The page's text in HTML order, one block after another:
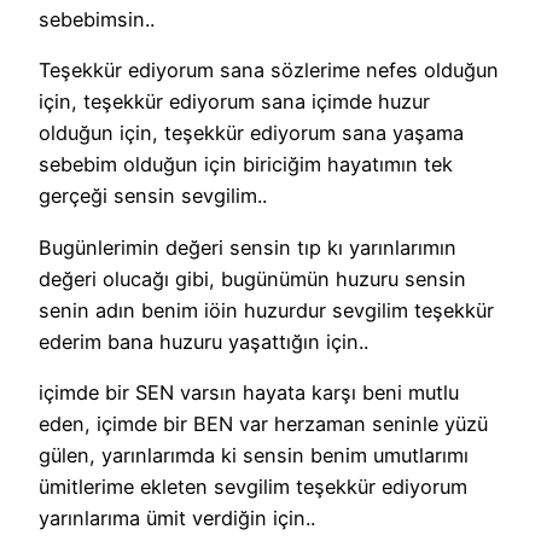
sebebimsin..
Teşekkür ediyorum sana sözlerime nefes olduğun
için, teşekkür ediyorum sana içimde huzur
olduğun için, teşekkür ediyorum sana yaşama
sebebim olduğun için biriciğim hayatımın tek
gerçeği sensin sevgilim..
Bugünlerimin değeri sensin tıp kı yarınlarımın
değeri olucağı gibi, bugünümün huzuru sensin
senin adın benim iöin huzurdur sevgilim teşekkür
ederim bana huzuru yaşattığın için..
içimde bir SEN varsın hayata karşı beni mutlu
eden, içimde bir BEN var herzaman seninle yüzü
gülen, yarınlarımda ki sensin benim umutlarımı
ümitlerime ekleten sevgilim teşekkür ediyorum
yarınlarıma ümit verdiğin için..